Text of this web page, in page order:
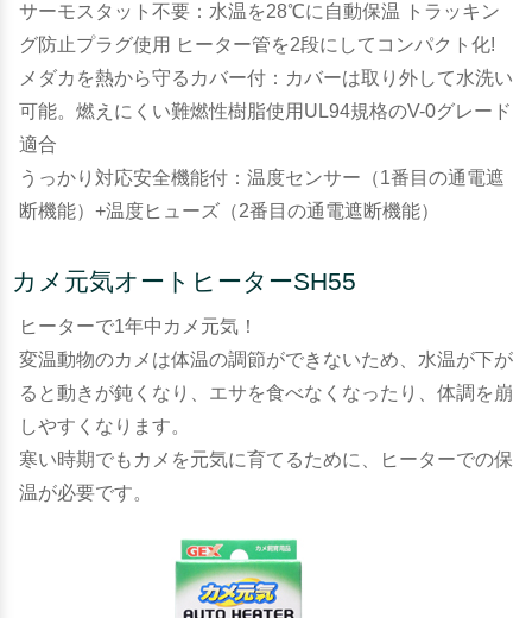
サーモスタット不要：水温を28℃に自動保温 トラッキン
グ防止プラグ使用 ヒーター管を2段にしてコンパクト化!
メダカを熱から守るカバー付：カバーは取り外して水洗い
可能。燃えにくい難燃性樹脂使用UL94規格のV-0グレード
適合
うっかり対応安全機能付：温度センサー（1番目の通電遮
断機能）+温度ヒューズ（2番目の通電遮断機能）
カメ元気オートヒーターSH55
ヒーターで1年中カメ元気！
変温動物のカメは体温の調節ができないため、水温が下が
ると動きが鈍くなり、エサを食べなくなったり、体調を崩
しやすくなります。
寒い時期でもカメを元気に育てるために、ヒーターでの保
温が必要です。